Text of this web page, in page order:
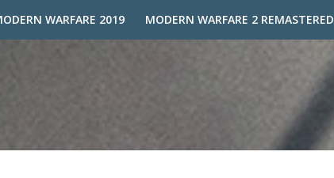
WARFARE 2019 MODERN WARFARE 2 REMASTERED